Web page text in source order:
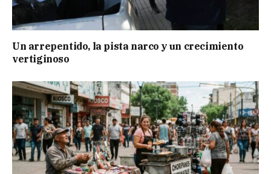
Un arrepentido, la pista narco y un crecimiento
vertiginoso